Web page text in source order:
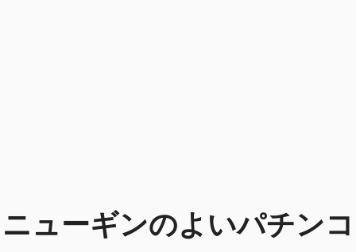
ニューギンのよいパチンコ